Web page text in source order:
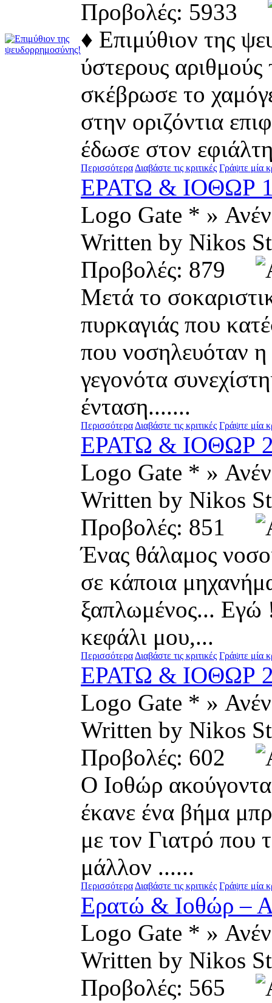
Προβολές: 5933
♦ Επιμύθιον της
ύστερους
σκέβρωσε το
στην οριζόντια
έδωσε στον
Περισσότερα Διαβάστε τις κριτικές Γράψτε μία
ΕΡΑΤΩ & ΙΟΘΩΡ
Logo Gate * »
Written by Nikos
Προβολές: 879
Μετά το
πυρκαγιάς που
που νοσηλευόταν η
γεγονότα
ένταση.......
Περισσότερα Διαβάστε τις κριτικές Γράψτε μία
ΕΡΑΤΩ & ΙΟΘΩΡ
Logo Gate * »
Written by Nikos
Προβολές: 851
Ένας θάλαμος
σε κάποια
ξαπλωμένος... Εγώ
κεφάλι μου,...
Περισσότερα Διαβάστε τις κριτικές Γράψτε μία
ΕΡΑΤΩ & ΙΟΘΩΡ
Logo Gate * »
Written by Nikos
Προβολές: 602
Ο Ιοθώρ
έκανε ένα βήμα
με τον Γιατρό που
μάλλον ......
Περισσότερα Διαβάστε τις κριτικές Γράψτε μία
Ερατώ & Ιοθώρ –
Logo Gate * »
Written by
Προβολές: 565